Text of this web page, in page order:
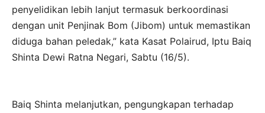
penyelidikan lebih lanjut termasuk berkoordinasi
dengan unit Penjinak Bom (Jibom) untuk memastikan
diduga bahan peledak,” kata Kasat Polairud, Iptu Baiq
Shinta Dewi Ratna Negari, Sabtu (16/5).
Baiq Shinta melanjutkan, pengungkapan terhadap